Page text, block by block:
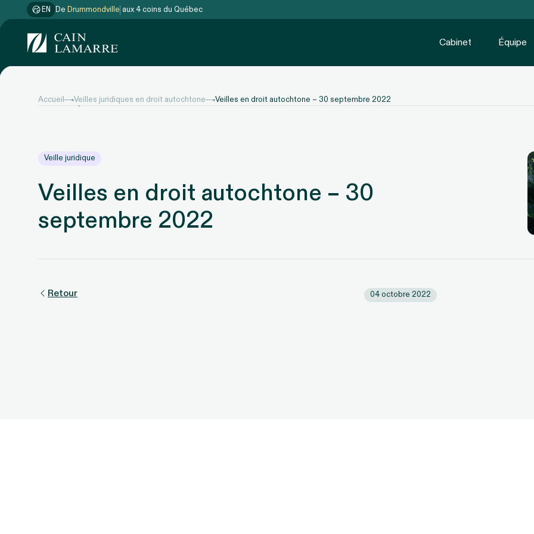
EN De Gatineauaux 4 coins du Québec
Cabinet Équipe
Accueil Veilles juridiques en droit autochtone Veilles en droit autochtone – 30 septembre 2022
Veille juridique
Veilles en droit autochtone – 30
septembre 2022
Retour 04 octobre 2022